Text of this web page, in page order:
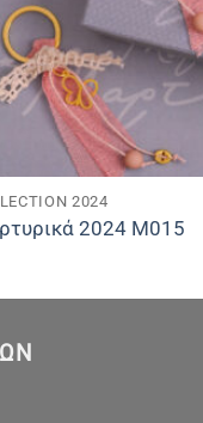
2024
2024 M015